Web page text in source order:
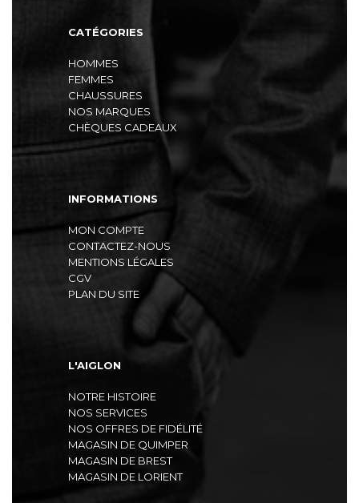
CATÉGORIES
HOMMES
FEMMES
CHAUSSURES
NOS MARQUES
CHÈQUES CADEAUX
INFORMATIONS
MON COMPTE
CONTACTEZ-NOUS
MENTIONS LÉGALES
CGV
PLAN DU SITE
L'AIGLON
NOTRE HISTOIRE
NOS SERVICES
NOS OFFRES DE FIDÉLITÉ
MAGASIN DE QUIMPER
MAGASIN DE BREST
MAGASIN DE LORIENT